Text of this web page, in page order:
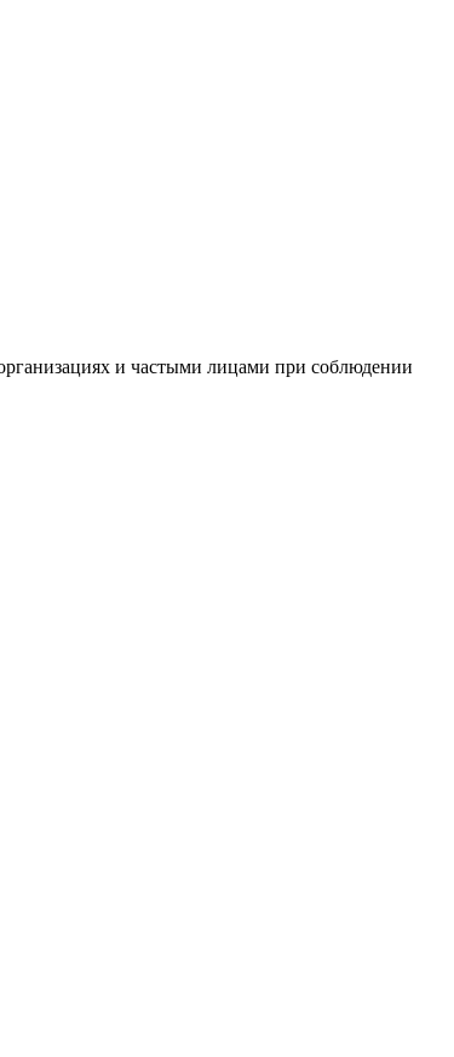
и частыми лицами при соблюдении